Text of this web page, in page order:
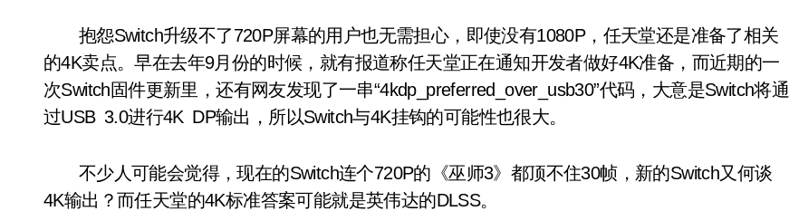
抱怨Switch升级不了720P屏幕的用户也无需担心，即使没有1080P，任天堂还是准备了相关
的4K卖点。早在去年9月份的时候，就有报道称任天堂正在通知开发者做好4K准备，而近期的一
次Switch固件更新里，还有网友发现了一串“4kdp_preferred_over_usb30”代码，大意是Switch将通
过USB 3.0进行4K DP输出，所以Switch与4K挂钩的可能性也很大。
不少人可能会觉得，现在的Switch连个720P的《巫师3》都顶不住30帧，新的Switch又何谈
4K输出？而任天堂的4K标准答案可能就是英伟达的DLSS。